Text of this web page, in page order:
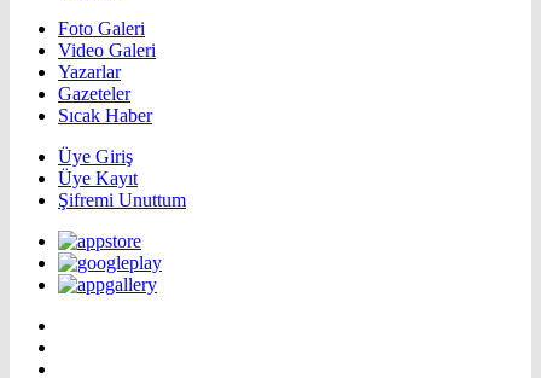
Foto Galeri
Video Galeri
Yazarlar
Gazeteler
Sıcak Haber
Üye Giriş
Üye Kayıt
Şifremi Unuttum